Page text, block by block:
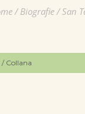
/ Biografie/ San